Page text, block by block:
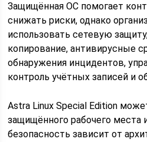
Защищённая ОС помогает
снижать риски, однако
использовать сетевую
копирование, антивирусные
обнаружения инцидентов,
контроль учётных записей и
Astra Linux Special Edition
защищённого рабочего места
безопасность зависит от